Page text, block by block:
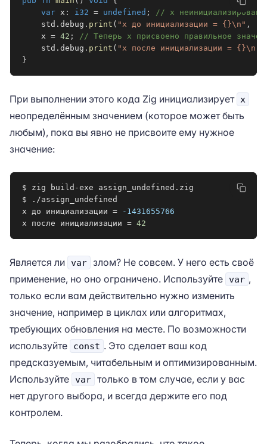
var x : i32 = undefined ;
// x неинициализирован
    std
. debug . print ( "x до инициализации = {}\n" ,
    x
= 42 ;
// Теперь x присвоено правильное
    std
. debug . print ( "x после инициализации = {}\n"
}
При выполнении этого кода Zig инициализирует x
неопределённым значением (которое может быть
любым), пока вы явно не присвоите ему нужное
значение:
$ zig build-exe assign_undefined.zig
$ ./assign_undefined
x до инициализации =
-1431655766
x после инициализации = 42
Является ли var злом? Не совсем. У него есть своё
применение, но оно ограничено. Используйте var ,
только если вам действительно нужно изменить
значение, например в циклах или алгоритмах,
требующих обновления на месте. По возможности
используйте
const . Это сделает ваш код
предсказуемым, читабельным и оптимизированным.
Используйте var только в том случае, если у вас
нет другого выбора, и всегда держите его под
контролем.